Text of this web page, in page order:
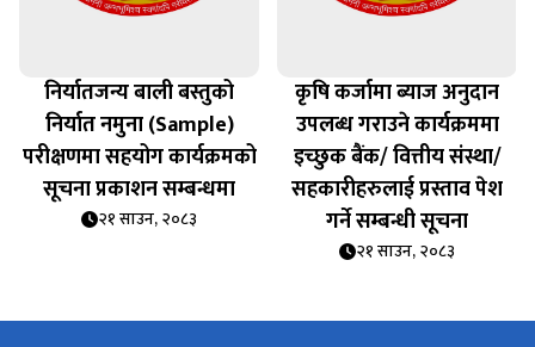
निर्यातजन्य बाली बस्तुको
निर्यात नमुना (Sample)
परीक्षणमा सहयोग कार्यक्रमको
सूचना प्रकाशन सम्बन्धमा
२१ साउन, २०८३
कृषि कर्जामा ब्याज अनुदान
उपलब्ध गराउने कार्यक्रममा
इच्छुक बैंक/ वित्तीय संस्था/
सहकारीहरुलाई प्रस्ताव पेश
गर्ने सम्बन्धी सूचना
२१ साउन, २०८३